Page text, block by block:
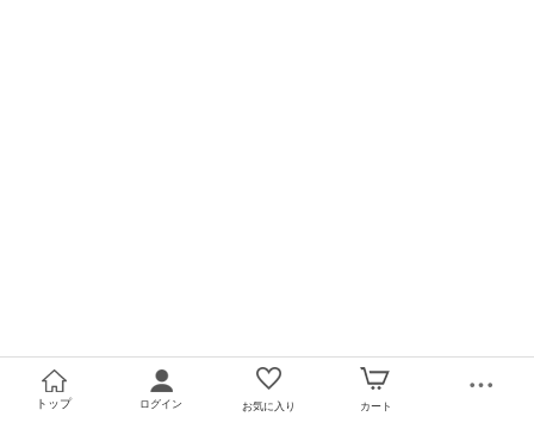
トップ ログイン お気に入り カート